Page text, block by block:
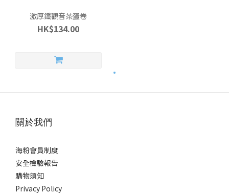
激厚鐵觀音茶蛋卷
HK$134.00
關於我們
海粉會員制度
安全檢驗報告
購物須知
Privacy Policy